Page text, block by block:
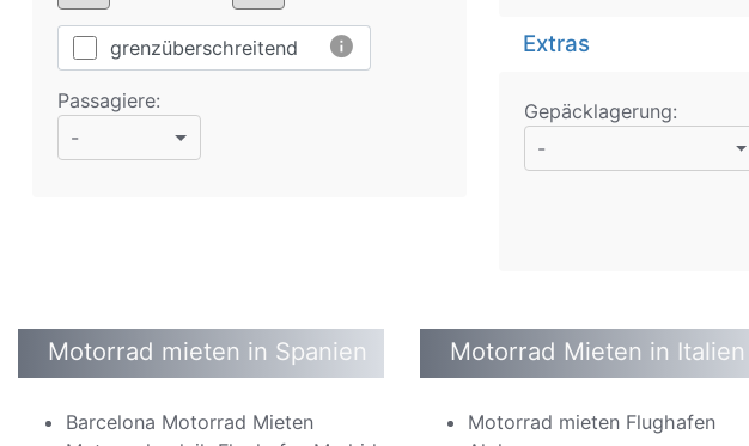
grenzüberschreitend info
Passagiere:
-
Extras
Gepäcklagerung:
-
Motorrad mieten in Spanien
Barcelona Motorrad Mieten
Motorrad Mieten in Italien
Motorrad mieten Flughafen